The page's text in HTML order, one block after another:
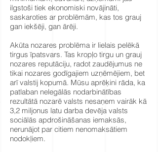
ilgstoši tiek ekonomiski novājināti,
saskaroties ar problēmām, kas tos grauj
gan iekšēji, gan ārēji.
Akūta nozares problēma ir lielais pelēkā
tirgus īpatsvars. Tas kropļo tirgu un grauj
nozares reputāciju, radot zaudējumus ne
tikai nozares godīgajiem uzņēmējiem, bet
arī valstij kopumā. Mūsu aprēķini rāda, ka
patlaban nelegālās nodarbinātības
rezultātā nozarē valsts nesaņem vairāk kā
3,2 miljonus latu darba devēja valsts
sociālās apdrošināšanas iemaksās,
nerunājot par citiem nenomaksātiem
nodokļiem.